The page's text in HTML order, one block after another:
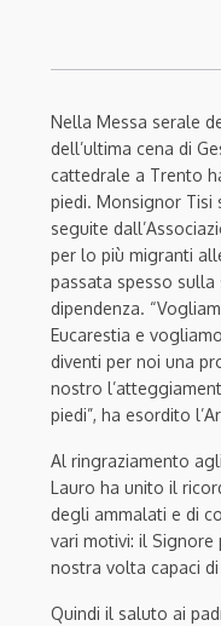
Nella Messa serale
dell’ultima cena di
cattedrale a Trento
piedi. Monsignor Tisi
seguite
per lo più migranti
passata spesso
dipendenza.
Eucarestia e
diventi per noi una
nostro
piedi”, ha esordito
Al ringraziamento
Lauro ha unito il
degli ammalati e di
vari motivi: il Signore
nostra volta capaci
Quindi il saluto ai